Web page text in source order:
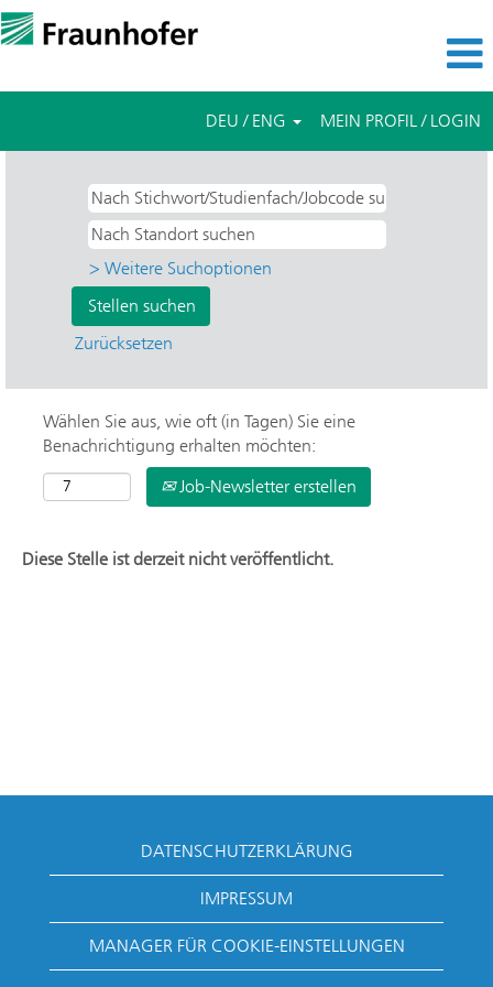
DEU / ENG MEIN PROFIL / LOGIN
> Weitere Suchoptionen
Zurücksetzen
Wählen Sie aus, wie oft (in Tagen) Sie eine
Benachrichtigung erhalten möchten:
Job-Newsletter erstellen
Diese Stelle ist derzeit nicht veröffentlicht.
DATENSCHUTZERKLÄRUNG
IMPRESSUM
MANAGER FÜR COOKIE-EINSTELLUNGEN